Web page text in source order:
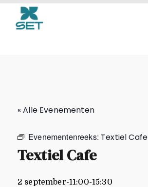
Textiel Cafe
« Alle Evenementen
Evenementenreeks: Textiel Cafe
Textiel Cafe
2 september-11:00-15:30